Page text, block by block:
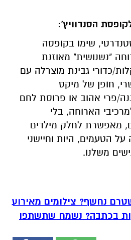
הסנדוויץ':
שימו בקופסה
"נשנושית" מאוזנת
כדורי גבינת מוצרלה עם
חופן של מיקס
פרי אהוב או פרוסת לחם
הארוחה, בלי
מאפשרת לחלק מילדים
הטעמים, היות וחיישני
משלנו.
נחשף? צילומים מאירוע
בכתבה? נשמח שתשתפו